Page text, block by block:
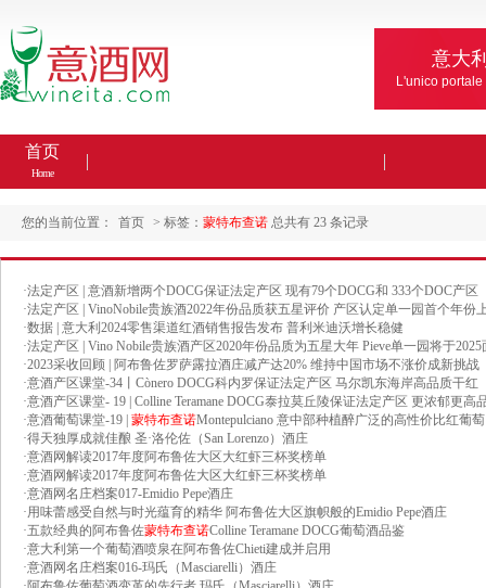
意大
L'unico
首页
Home
您的当前位置： 首页 > 标签： 蒙特布查诺 总共有 23 条记录
·法定产区 | 意酒新增两个DOCG保证法定产区 现有79个DOCG和 333个DOC产区
·法定产区 | VinoNobile贵族酒2022年份品质获五星评价 产区认定单一园首个年份
·数据 | 意大利2024零售渠道红酒销售报告发布 普利米迪沃增长稳健
·法定产区 | Vino Nobile贵族酒产区2020年份品质为五星大年 Pieve单一园将于2025
·2023采收回顾 | 阿布鲁佐罗萨露拉酒庄减产达20% 维持中国市场不涨价成新挑战
·意酒产区课堂-34丨Cònero DOCG科内罗保证法定产区 马尔凯东海岸高品质干红
·意酒产区课堂- 19 | Colline Teramane DOCG泰拉莫丘陵保证法定产区 更浓郁更高
·意酒葡萄课堂-19 | 蒙特布查诺Montepulciano 意中部种植醉广泛的高性价比红葡萄
·得天独厚成就佳酿 圣·洛伦佐（San Lorenzo）酒庄
·意酒网解读2017年度阿布鲁佐大区大红虾三杯奖榜单
·意酒网解读2017年度阿布鲁佐大区大红虾三杯奖榜单
·意酒网名庄档案017-Emidio Pepe酒庄
·用味蕾感受自然与时光蕴育的精华 阿布鲁佐大区旗帜般的Emidio Pepe酒庄
·五款经典的阿布鲁佐蒙特布查诺Colline Teramane DOCG葡萄酒品鉴
·意大利第一个葡萄酒喷泉在阿布鲁佐Chieti建成并启用
·意酒网名庄档案016-玛氏（Masciarelli）酒庄